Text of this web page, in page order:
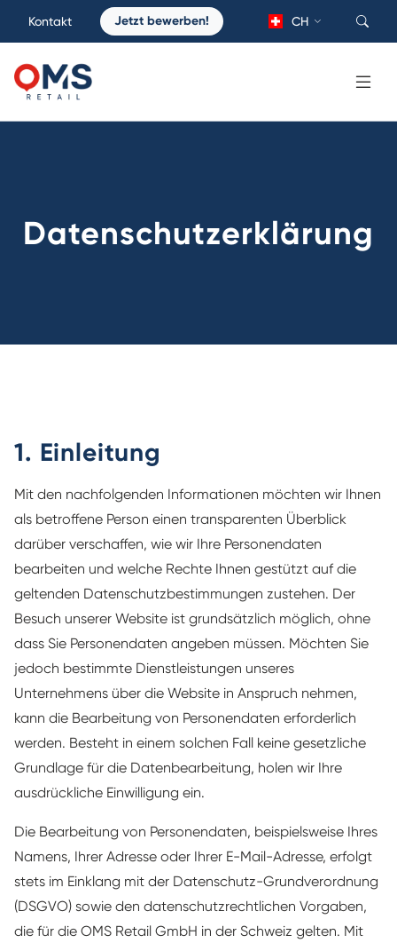
Kontakt Jetzt bewerben! CH
Datenschutzerklärung
1. Einleitung
Mit den nachfolgenden Informationen möchten wir Ihnen
als betroffene Person einen transparenten Überblick
darüber verschaffen, wie wir Ihre Personendaten
bearbeiten und welche Rechte Ihnen gestützt auf die
geltenden Datenschutzbestimmungen zustehen. Der
Besuch unserer Website ist grundsätzlich möglich, ohne
dass Sie Personendaten angeben müssen. Möchten Sie
jedoch bestimmte Dienstleistungen unseres
Unternehmens über die Website in Anspruch nehmen,
kann die Bearbeitung von Personendaten erforderlich
werden. Besteht in einem solchen Fall keine gesetzliche
Grundlage für die Datenbearbeitung, holen wir Ihre
ausdrückliche Einwilligung ein.
Die Bearbeitung von Personendaten, beispielsweise Ihres
Namens, Ihrer Adresse oder Ihrer E-Mail-Adresse, erfolgt
stets im Einklang mit der Datenschutz-Grundverordnung
(DSGVO) sowie den datenschutzrechtlichen Vorgaben,
die für die OMS Retail GmbH in der Schweiz gelten. Mit